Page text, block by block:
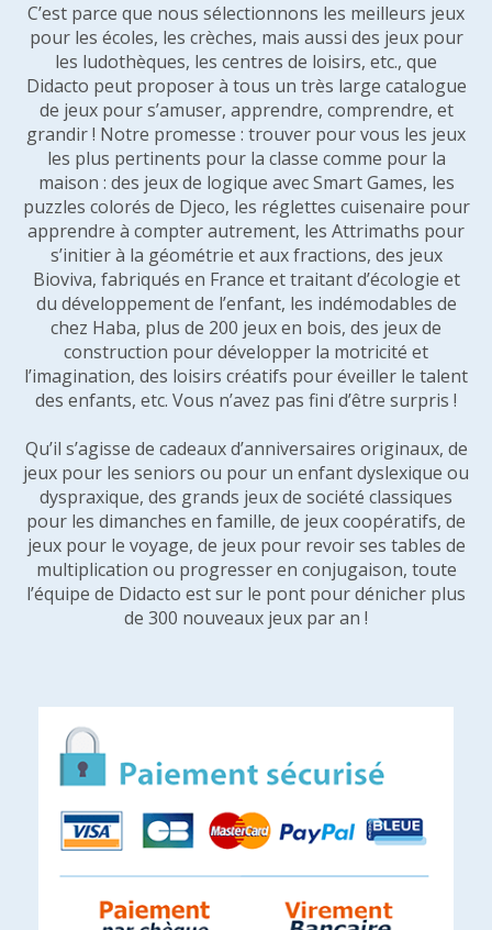
C’est parce que nous sélectionnons les meilleurs jeux
pour les écoles, les crèches, mais aussi des jeux pour
les ludothèques, les centres de loisirs, etc., que
Didacto peut proposer à tous un très large catalogue
de jeux pour s’amuser, apprendre, comprendre, et
grandir ! Notre promesse : trouver pour vous les jeux
les plus pertinents pour la classe comme pour la
maison : des jeux de logique avec Smart Games, les
puzzles colorés de Djeco, les réglettes cuisenaire pour
apprendre à compter autrement, les Attrimaths pour
s’initier à la géométrie et aux fractions, des jeux
Bioviva, fabriqués en France et traitant d’écologie et
du développement de l’enfant, les indémodables de
chez Haba, plus de 200 jeux en bois, des jeux de
construction pour développer la motricité et
l’imagination, des loisirs créatifs pour éveiller le talent
des enfants, etc. Vous n’avez pas fini d’être surpris !
Qu’il s’agisse de cadeaux d’anniversaires originaux, de
jeux pour les seniors ou pour un enfant dyslexique ou
dyspraxique, des grands jeux de société classiques
pour les dimanches en famille, de jeux coopératifs, de
jeux pour le voyage, de jeux pour revoir ses tables de
multiplication ou progresser en conjugaison, toute
l’équipe de Didacto est sur le pont pour dénicher plus
de 300 nouveaux jeux par an !